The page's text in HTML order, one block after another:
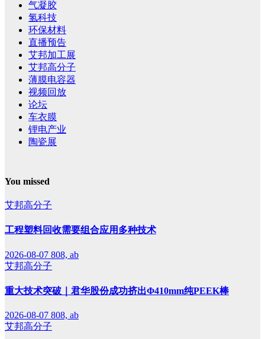
气凝胶
氢科技
环保材料
直播预告
艾邦加工展
艾邦高分子
薄膜电容器
视频回放
论坛
车衣膜
锂电产业
陶瓷展
You missed
艾邦高分子
工程塑料回收需要组合应用多种技术
2026-08-07 808, ab
艾邦高分子
重大技术突破｜君华股份成功挤出Φ410mm纯PEEK棒
2026-08-07 808, ab
艾邦高分子